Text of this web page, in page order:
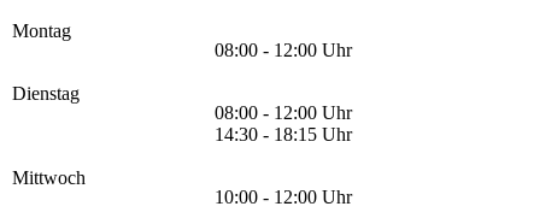
Montag
08:00 - 12:00 Uhr
Dienstag
08:00 - 12:00 Uhr
14:30 - 18:15 Uhr
Mittwoch
10:00 - 12:00 Uhr